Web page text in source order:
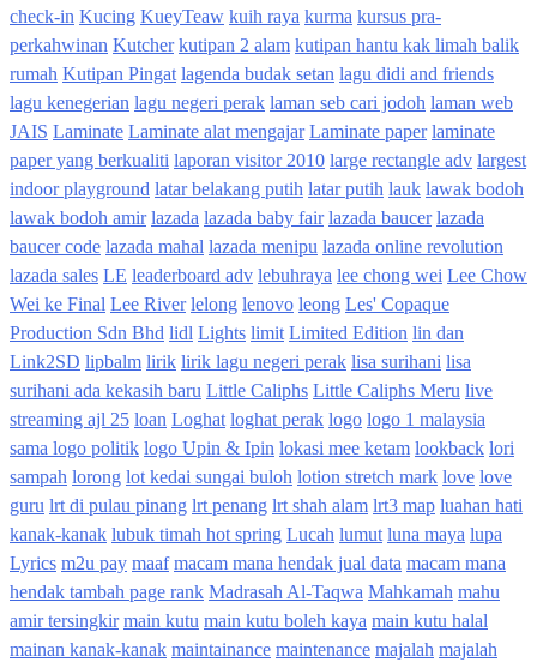
check-in Kucing KueyTeaw kuih raya kurma kursus pra-
perkahwinan Kutcher kutipan 2 alam kutipan hantu kak limah balik
rumah Kutipan Pingat lagenda budak setan lagu didi and friends
lagu kenegerian lagu negeri perak laman seb cari jodoh laman web
JAIS Laminate Laminate alat mengajar Laminate paper laminate
paper yang berkualiti laporan visitor 2010 large rectangle adv largest
indoor playground latar belakang putih latar putih lauk lawak bodoh
lawak bodoh amir lazada lazada baby fair lazada baucer lazada
baucer code lazada mahal lazada menipu lazada online revolution
lazada sales LE leaderboard adv lebuhraya lee chong wei Lee Chow
Wei ke Final Lee River lelong lenovo leong Les' Copaque
Production Sdn Bhd lidl Lights limit Limited Edition lin dan
Link2SD lipbalm lirik lirik lagu negeri perak lisa surihani lisa
surihani ada kekasih baru Little Caliphs Little Caliphs Meru live
streaming ajl 25 loan Loghat loghat perak logo logo 1 malaysia
sama logo politik logo Upin & Ipin lokasi mee ketam lookback lori
sampah lorong lot kedai sungai buloh lotion stretch mark love love
guru lrt di pulau pinang lrt penang lrt shah alam lrt3 map luahan hati
kanak-kanak lubuk timah hot spring Lucah lumut luna maya lupa
Lyrics m2u pay maaf macam mana hendak jual data macam mana
hendak tambah page rank Madrasah Al-Taqwa Mahkamah mahu
amir tersingkir main kutu main kutu boleh kaya main kutu halal
mainan kanak-kanak maintainance maintenance majalah majalah